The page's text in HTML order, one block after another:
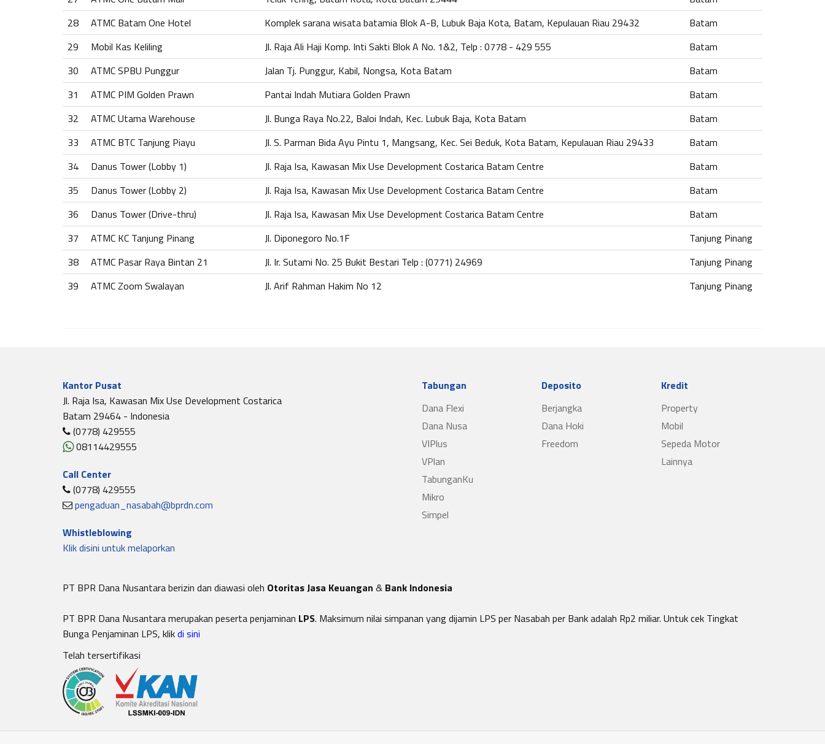
28
ATMC Batam One Hotel Komplek sarana wisata batamia Blok A-B, Lubuk Baja Kota, Batam, Kepulauan Riau 29432
Batam
29
Mobil Kas Keliling Jl. Raja Ali Haji Komp. Inti Sakti Blok A No. 1&2, Telp : 0778 - 429 555
Batam
30
ATMC SPBU Punggur Jalan Tj. Punggur, Kabil, Nongsa, Kota Batam
Batam
31
ATMC PIM Golden Prawn Pantai Indah Mutiara Golden Prawn
Batam
32
ATMC Utama Warehouse Jl. Bunga Raya No.22, Baloi Indah, Kec. Lubuk Baja, Kota Batam
Batam
33
ATMC BTC Tanjung Piayu Jl. S. Parman Bida Ayu Pintu 1, Mangsang, Kec. Sei Beduk, Kota Batam, Kepulauan Riau 29433
Batam
34
Danus Tower (Lobby 1) Jl. Raja Isa, Kawasan Mix Use Development Costarica Batam Centre
Batam
35
Danus Tower (Lobby 2) Jl. Raja Isa, Kawasan Mix Use Development Costarica Batam Centre
Batam
36
Danus Tower (Drive-thru) Jl. Raja Isa, Kawasan Mix Use Development Costarica Batam Centre
Batam
37
ATMC KC Tanjung Pinang Jl. Diponegoro No.1F
Tanjung Pinang
38
ATMC Pasar Raya Bintan 21 Jl. Ir. Sutami No. 25 Bukit Bestari Telp : (0771) 24969
Tanjung Pinang
39
ATMC Zoom Swalayan Jl. Arif Rahman Hakim No 12 Tanjung Pinang
Kantor Pusat
Jl. Raja Isa, Kawasan Mix Use Development Costarica
Batam 29464 - Indonesia
(0778) 429555
08114429555
Call Center
(0778) 429555
pengaduan_nasabah@bprdn.com
Whistleblowing
Klik disini untuk melaporkan
Tabungan
Dana Flexi
Dana Nusa
VIPlus
VPlan
TabunganKu
Mikro
Simpel
Deposito
Berjangka
Dana Hoki
Freedom
Kredit
Property
Mobil
Sepeda Motor
Lainnya
PT BPR Dana Nusantara berizin dan diawasi oleh Otoritas Jasa Keuangan & Bank Indonesia
PT BPR Dana Nusantara merupakan peserta penjaminan LPS. Maksimum nilai simpanan yang dijamin LPS per Nasabah per Bank adalah Rp2 miliar. Untuk cek Tingkat
Bunga Penjaminan LPS, klikdi sini
Telah tersertifikasi